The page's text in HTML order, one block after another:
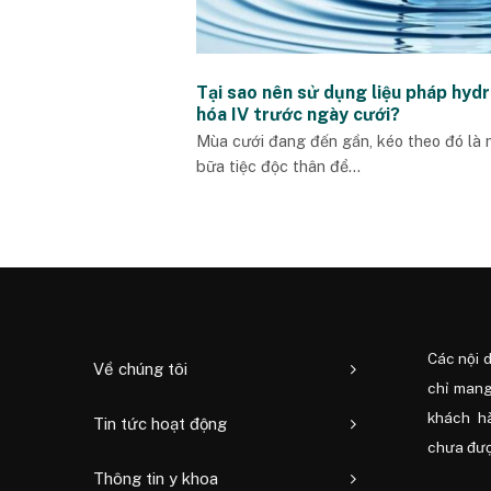
Tại sao nên sử dụng liệu pháp
hóa IV trước ngày cưới?
Mùa cưới đang đến gần, kéo theo đó là
bữa tiệc độc thân để...
Về chúng tôi
Tin tức hoạt động
Thông tin y khoa
Các nội
chỉ
khách
chưa